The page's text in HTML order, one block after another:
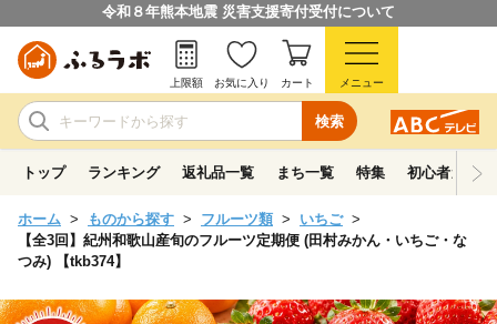
令和８年熊本地震 災害支援寄付受付について
検索
上限額 お気に入り カート メニュー
トップ ランキング 返礼品一覧 まち一覧 特集 初心者ガイド
ホーム ものから探す フルーツ類
いちご
【全3回】紀州和歌山産旬のフルーツ定期便 (田村みかん・いちご・な
つみ) 【tkb374】